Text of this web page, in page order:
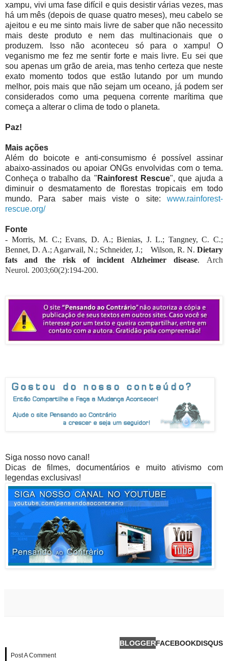
xampu, vivi uma fase difícil e quis desistir várias vezes, mas
há um mês (depois de quase quatro meses), meu cabelo se
ajeitou e eu me sinto mais livre de saber que não necessito
mais deste produto e nem das multinacionais que o
produzem. Isso não aconteceu só para o xampu! O
veganismo me fez me sentir forte e mais livre. Eu sei que
sou apenas um grão de areia, mas tenho certeza que neste
exato momento todos que estão lutando por um mundo
melhor, pois mais que não sejam um oceano, já podem ser
considerados como uma pequena corrente marítima que
começa a alterar o clima de todo o planeta.
Paz!
Mais ações
Além do boicote e anti-consumismo é possível assinar
abaixo-assinados ou apoiar ONGs envolvidas com o tema.
Conheça o trabalho da " Rainforest Rescue", que ajuda a
diminuir o desmatamento de florestas tropicais em todo
mundo. Para saber mais viste o site: www.rainforest-
rescue.org/
Fonte
- Morris, M. C.; Evans, D. A.; Bienias, J. L.; Tangney, C. C.;
Bennet, D. A.; Agarwail, N.; Schneider, J.; Wilson, R. N. Dietary
fats and the risk of incident Alzheimer disease. Arch
Neurol. 2003;60(2):194-200.
Siga nosso novo canal!
Dicas de filmes, documentários e muito ativismo com
legendas exclusivas!
Post A Comment
BLOGGERFACEBOOKDISQUS